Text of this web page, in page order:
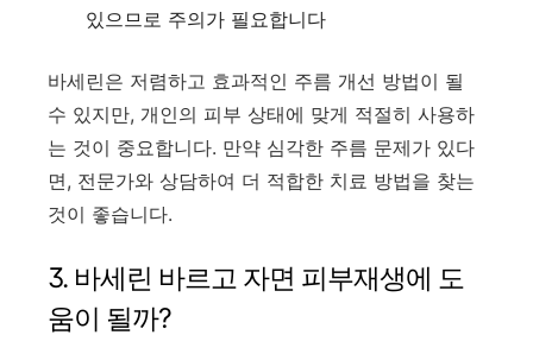
있으므로 주의가 필요합니다
바세린은 저렴하고 효과적인 주름 개선 방법이 될
수 있지만, 개인의 피부 상태에 맞게 적절히 사용하
는 것이 중요합니다. 만약 심각한 주름 문제가 있다
면, 전문가와 상담하여 더 적합한 치료 방법을 찾는
것이 좋습니다.
3. 바세린 바르고 자면 피부재생에 도
움이 될까?